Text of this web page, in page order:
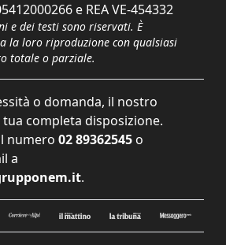
e REA VE-454332
e dei testi sono riservati. È
la loro riproduzione con qualsiasi
totale o parziale.
o domanda, il nostro
completa disposizione.
numero 02 89362545 o
a
.